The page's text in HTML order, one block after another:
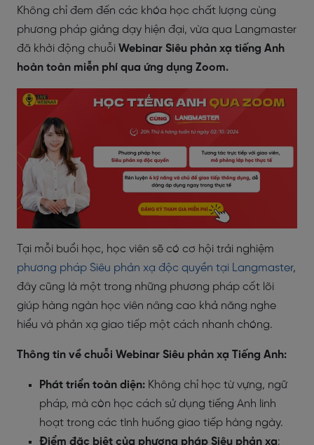
Không chỉ đem đến các khóa học chất lượng cùng
phương pháp giảng dạy hiện đại, vừa qua Langmaster
đã khởi động chuỗi Webinar Siêu phản xạ tiếng Anh
hoàn toàn miễn phí qua ứng dụng Zoom.
Tại mỗi buổi học, học viên sẽ có cơ hội trải nghiệm
phương pháp Siêu phản xạ độc quyền tại Langmaster,
đây cũng là một trong những phương pháp cốt lõi
giúp hàng ngàn học viên nâng cao khả năng nghe
hiểu và phản xạ giao tiếp một cách nhanh chóng.
Thông tin về chuỗi Webinar Siêu phản xạ Tiếng Anh:
Phát triển toàn diện: Không chỉ học từ vựng, ngữ
pháp, mà còn học cách sử dụng tiếng Anh linh
hoạt trong các tình huống giao tiếp hàng ngày.
Điểm đặc biệt của phương pháp Siêu phản xạ: